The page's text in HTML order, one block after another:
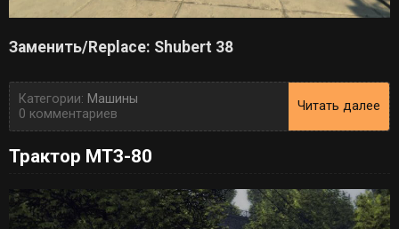
Заменить/Replace: Shubert 38
Категории: Машины
0 комментариев
Читать далее
Трактор МТЗ-80